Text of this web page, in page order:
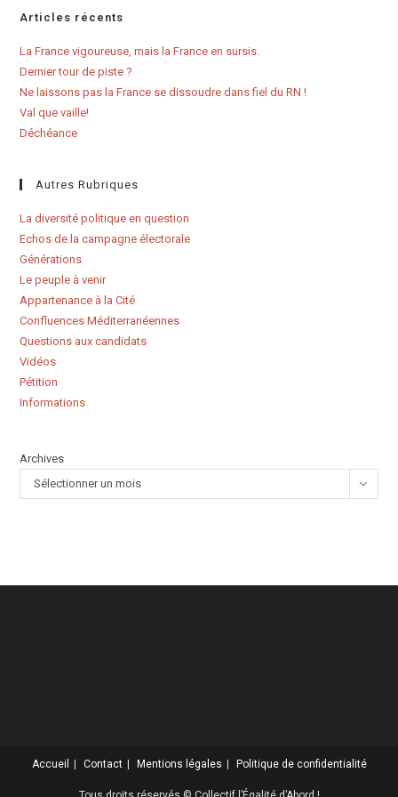
Articles récents
La France vigoureuse, mais la France en sursis.
Dernier tour de piste ?
Ne laissons pas la France se dissoudre dans fiel du RN !
Val que vaille!
Déchéance
Autres Rubriques
La diversité politique en question
Echos de la campagne électorale
Générations
Le peuple à venir
Appartenance à la Cité
Confluences Méditerranéennes
Questions aux candidats
Vidéos
Pétition
Informations
Archives
Sélectionner un mois
Accueil Contact Mentions légales Politique de confidentialité